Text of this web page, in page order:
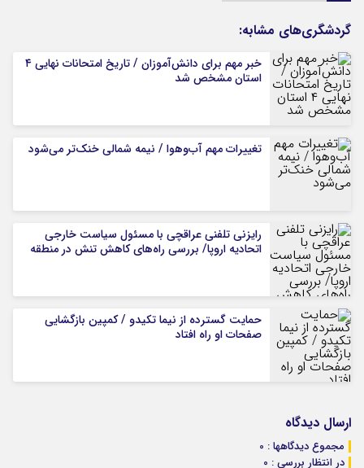
گردشگری‌های مشابه:
خبر مهم برای دانش‌آموزان / تاریخ امتحانات نهایی ۴
استان مشخص شد
تغییرات مهم آب‌وهوا / نیمه شمالی خنک‌تر می‌شود
رایزنی تلفنی عراقچی با مسئول سیاست خارجی
اتحادیه اروپا/ بررسی راه‌های کاهش تنش در منطقه
حمایت گسترده از نیما تکیدو / کمپین بازگشایی
صفحات او راه افتاد
ارسال دیدگاه
مجموع دیدگاهها : 0
در انتظار بررسی : 0